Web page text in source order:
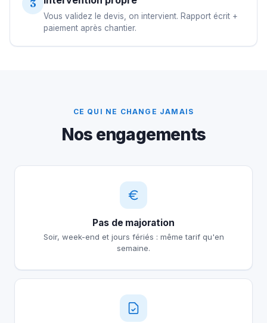
3
Vous validez le devis, on intervient. Rapport écrit +
paiement après chantier.
CE QUI NE CHANGE JAMAIS
Nos engagements
Pas de majoration
Soir, week-end et jours fériés : même tarif qu'en
semaine.